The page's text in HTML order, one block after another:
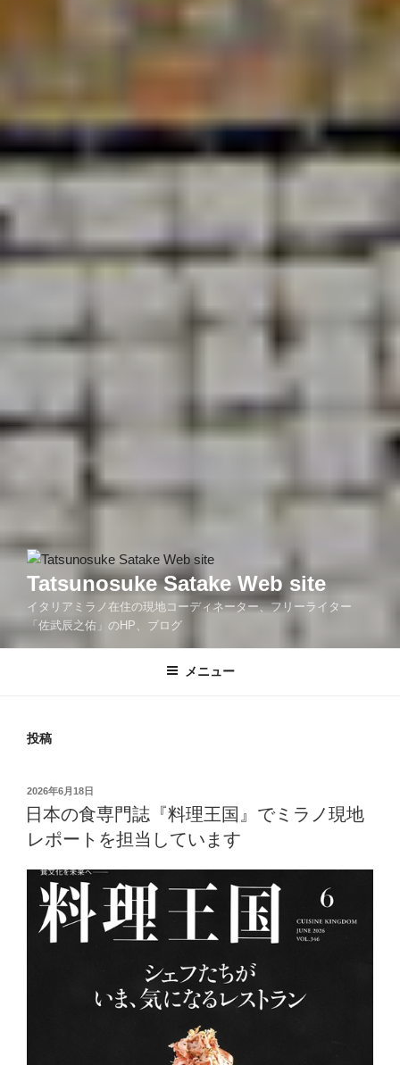
Tatsunosuke Satake Web site
イタリアミラノ在住の現地コーディネーター、フリーライター
「佐武辰之佑」のHP、ブログ
メニュー
投稿
投
稿
日:
2026年6月18日
日本の食専門誌『料理王国』でミラノ現地
レポートを担当しています